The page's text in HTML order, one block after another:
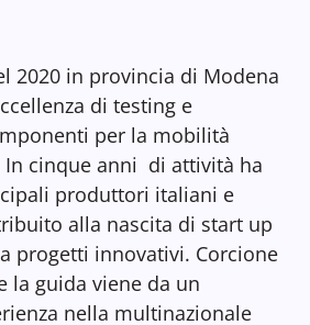
2020 in provincia di Modena
di testing e
per la mobilità
cinque anni di attività ha
produttori italiani e
alla nascita di start up
progetti innovativi. Corcione
la guida viene da un
nella multinazionale